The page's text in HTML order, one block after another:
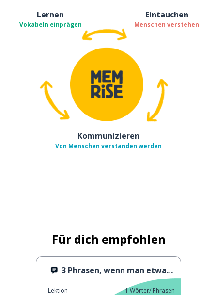
Lernen
Vokabeln einprägen
Eintauchen
Menschen verstehen
Kommunizieren
Von Menschen verstanden werden
Für dich empfohlen
3 Phrasen, wenn man etwas nicht weiß
Lektion 1Wörter/ Phrasen